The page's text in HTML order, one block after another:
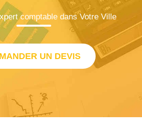
comptable dans Votre Ville
UN DEVIS